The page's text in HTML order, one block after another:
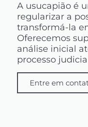
A usucapião é
regularizar a
transformá-la
Oferecemos
análise inicial
processo
Entre em